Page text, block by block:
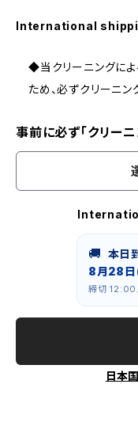
International
◆当クリーニングに
ため、必ずクリーニ
事前に必ず「クリー
🚚 本日
8月28日(
締切 12:00
日本